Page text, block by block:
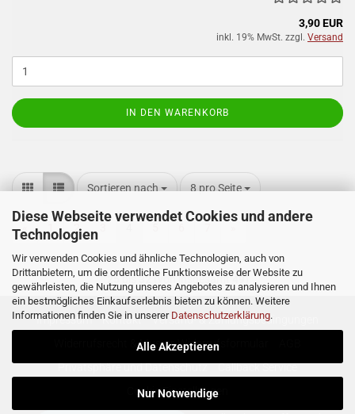
Diese Webseite verwendet Cookies und andere
Technologien
Wir verwenden Cookies und ähnliche Technologien, auch von
Drittanbietern, um die ordentliche Funktionsweise der Website zu
gewährleisten, die Nutzung unseres Angebotes zu analysieren und Ihnen
ein bestmögliches Einkaufserlebnis bieten zu können. Weitere
Informationen finden Sie in unserer Datenschutzerklärung.
Alle Akzeptieren
Nur Notwendige
3,90 EUR
inkl. 19% MwSt. zzgl. Versand
IN DEN WARENKORB
Sortieren nach
Sortieren nach 8 pro Seite
pro Seite
2
25bis32(von insgesamt49)
Impressum Kontakt
Versand- & Zahlungsbedingungen
Widerrufsrecht & Muster-Widerrufsformular
Privatsphäre und Datenschutz
Callback Service
Cookie Einstellungen